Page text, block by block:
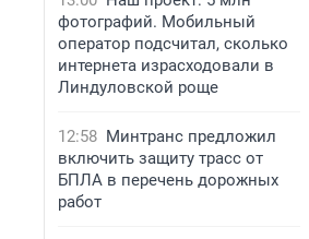
фотографий. Мобильный
оператор подсчитал, сколько
интернета израсходовали в
Линдуловской роще
12:58 Минтранс предложил
включить защиту трасс от
БПЛА в перечень дорожных
работ